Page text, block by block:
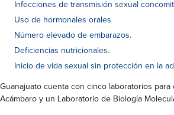
Infecciones de transmisión sexual
Uso de hormonales orales
Número elevado de embarazos.
Deficiencias nutricionales.
Inicio de vida sexual sin protección en la
Guanajuato cuenta con cinco laboratorios
Acámbaro y un Laboratorio de Biología